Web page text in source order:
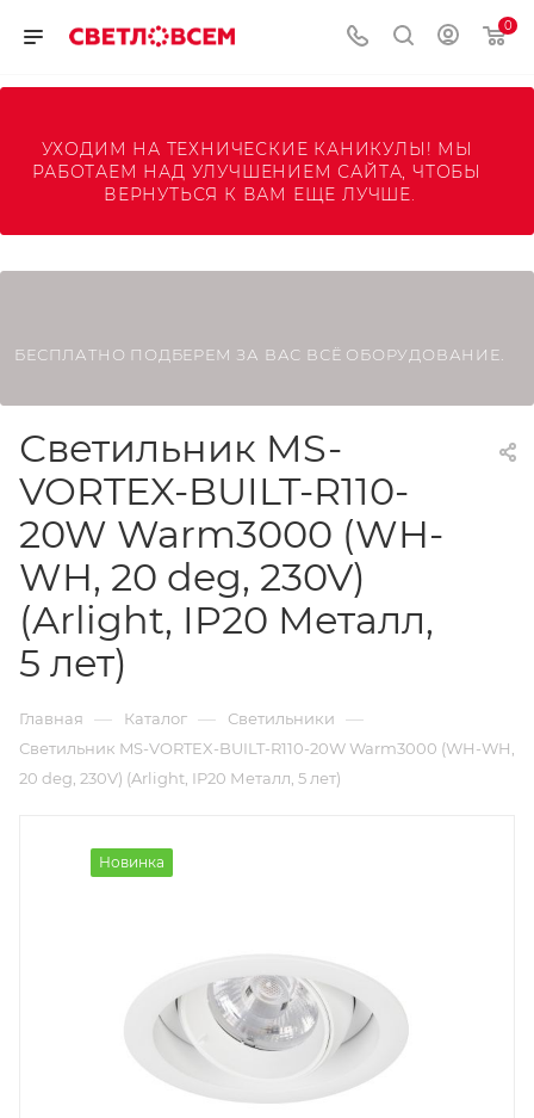
0
УХОДИМ НА ТЕХНИЧЕСКИЕ КАНИКУЛЫ! МЫ
РАБОТАЕМ НАД УЛУЧШЕНИЕМ САЙТА, ЧТОБЫ
ВЕРНУТЬСЯ К ВАМ ЕЩЕ ЛУЧШЕ.
БЕСПЛАТНО ПОДБЕРЕМ ЗА ВАС ВСЁ ОБОРУДОВАНИЕ.
Светильник MS-
VORTEX-BUILT-R110-
20W Warm3000 (WH-
WH, 20 deg, 230V)
(Arlight, IP20 Металл,
5 лет)
Главная — Каталог — Светильники —
Светильник MS-VORTEX-BUILT-R110-20W Warm3000 (WH-WH,
20 deg, 230V) (Arlight, IP20 Металл, 5 лет)
Новинка